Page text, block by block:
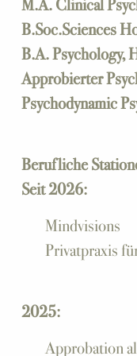
M.A. Clinical
B.Soc.Sciences
B.A. Psychology,
Approbierter
Psychodynamic
Berufliche
Seit 2026:
Mindvisions
Privatpraxis
2025:
Approbation